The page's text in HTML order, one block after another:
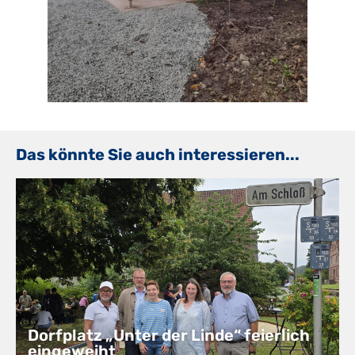
Das könnte Sie auch interessieren...
Dorfplatz „Unter der Linde“ feierlich
eingeweiht